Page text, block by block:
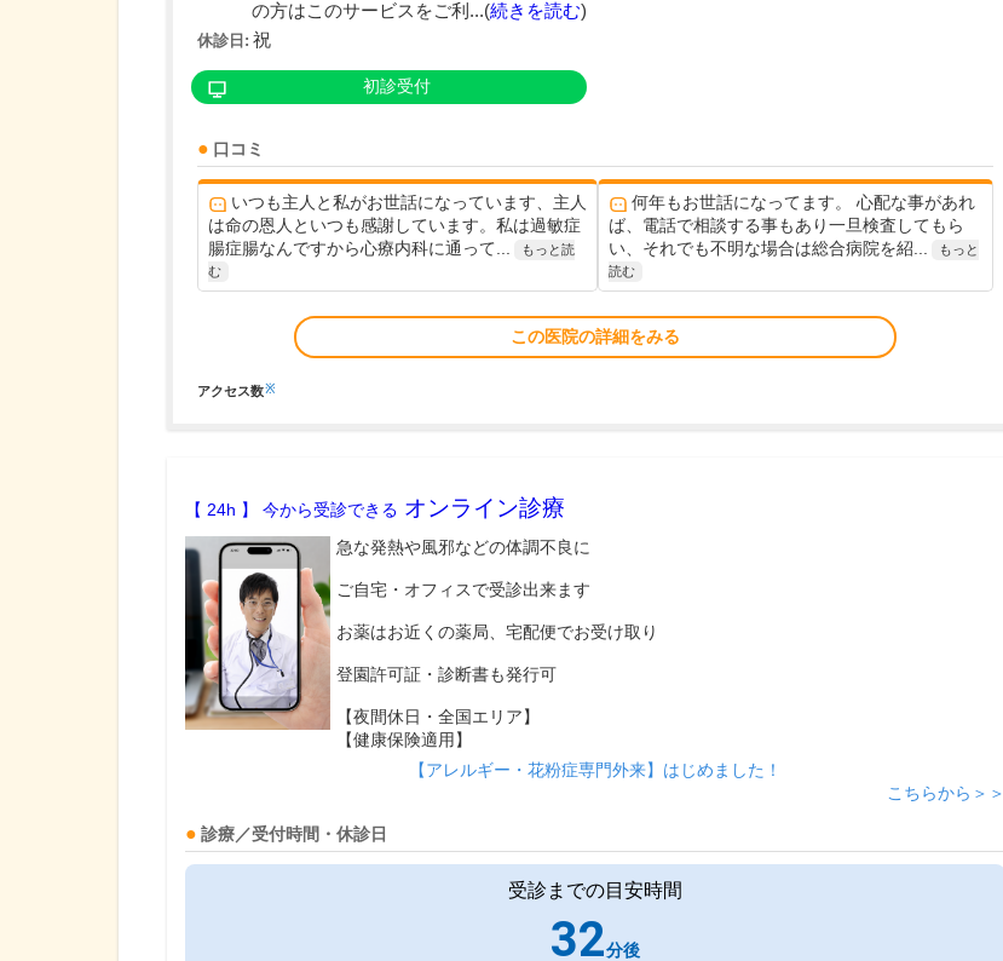
の方はこのサービスをご利...(続きを読む)
休診日: 祝
初診受付
口コミ
いつも主人と私がお世話になっています、主人
は命の恩人といつも感謝しています。私は過敏症
腸症腸なんですから心療内科に通って...
もっと読
む
何年もお世話になってます。 心配な事があれ
ば、電話で相談する事もあり一旦検査してもら
い、それでも不明な場合は総合病院を紹...
もっと
読む
この医院の詳細をみる
アクセス数※
【 24h 】 今から受診できる オンライン診療
急な発熱や風邪などの体調不良に
ご自宅・オフィスで受診出来ます
お薬はお近くの薬局、宅配便でお受け取り
登園許可証・診断書も発行可
【夜間休日・全国エリア】
【健康保険適用】
【アレルギー・花粉症専門外来】はじめました！
こちらから＞＞
診療／受付時間・休診日
受診までの目安時間
32分後